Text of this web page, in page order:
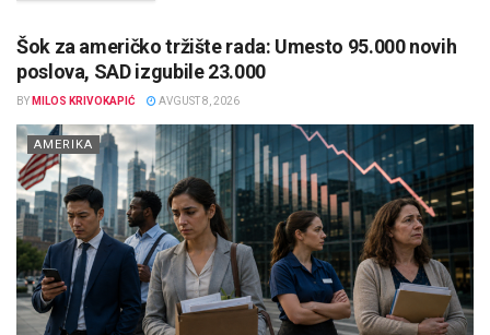
Šok za američko tržište rada: Umesto 95.000 novih
poslova, SAD izgubile 23.000
BY MILOS KRIVOKAPIĆ AVGUST 8, 2026
AMERIKA